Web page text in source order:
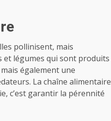
pollinisent, mais
et légumes qui sont produits
également une
La chaîne alimentaire
c’est garantir la pérennité